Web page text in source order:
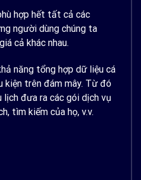
hợp hết tất cả các
người dùng chúng ta
cả khác nhau.
năng tổng hợp dữ liệu cá
kiện trên đám mây. Từ đó
đưa ra các gói dịch vụ
tìm kiếm của họ, v.v.